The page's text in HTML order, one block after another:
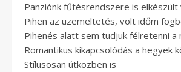
Panziónk fűtésrendszere is elkészült
Pihen az üzemeltetés, volt időm
Pihenés alatt sem tudjuk félretenni a
Romantikus kikapcsolódás a hegyek
Stílusosan útközben is